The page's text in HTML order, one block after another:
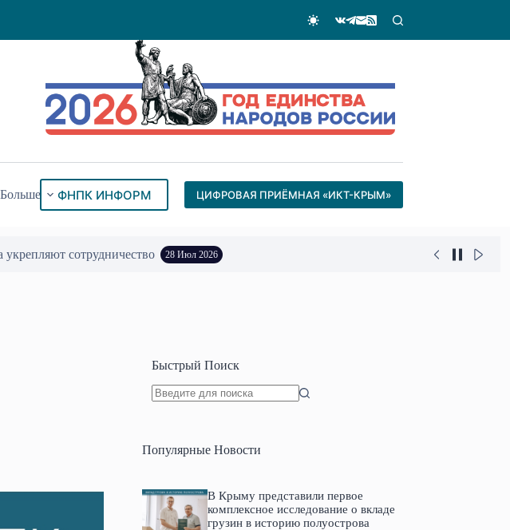
Больше ФНПК ИНФОРМ ЦИФРОВАЯ ПРИЁМНАЯ «ИКТ-КРЫМ»
17 Июл 2026
Быстрый Поиск
Популярные Новости
В Крыму представили первое
комплексное исследование о вкладе
грузин в историю полуострова